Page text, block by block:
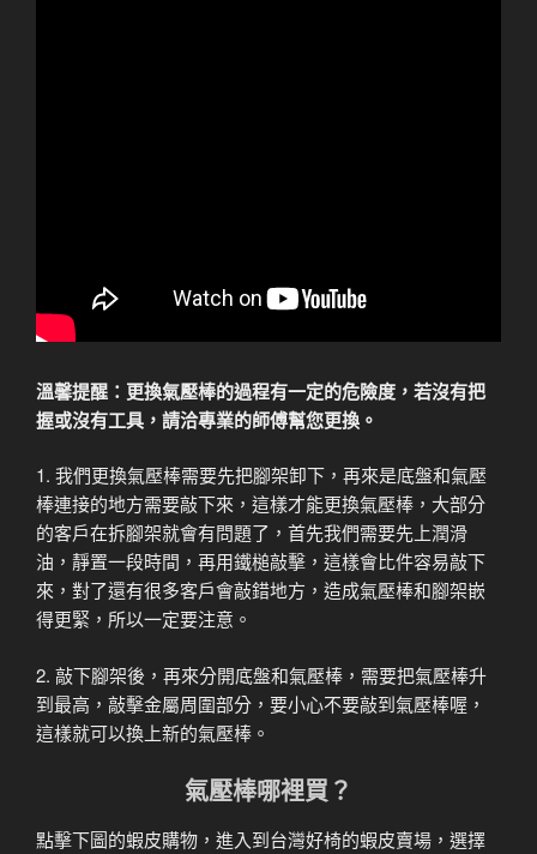
溫馨提醒：更換氣壓棒的過程有一定的危險度，若沒有把
握或沒有工具，請洽專業的師傅幫您更換。
1. 我們更換氣壓棒需要先把腳架卸下，再來是底盤和氣壓
棒連接的地方需要敲下來，這樣才能更換氣壓棒，大部分
的客戶在拆腳架就會有問題了，首先我們需要先上潤滑
油，靜置一段時間，再用鐵槌敲擊，這樣會比件容易敲下
來，對了還有很多客戶會敲錯地方，造成氣壓棒和腳架嵌
得更緊，所以一定要注意。
2. 敲下腳架後，再來分開底盤和氣壓棒，需要把氣壓棒升
到最高，敲擊金屬周圍部分，要小心不要敲到氣壓棒喔，
這樣就可以換上新的氣壓棒。
氣壓棒哪裡買？
點擊下圖的蝦皮購物，進入到台灣好椅的蝦皮賣場，選擇